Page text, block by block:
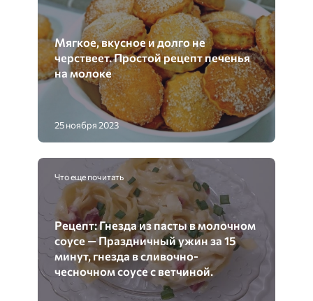
Мягкое, вкусное и долго не
черствеет. Простой рецепт печенья
на молоке
25 ноября 2023
Что еще почитать
Рецепт: Гнезда из пасты в молочном
соусе — Праздничный ужин за 15
минут, гнезда в сливочно-
чесночном соусе с ветчиной.